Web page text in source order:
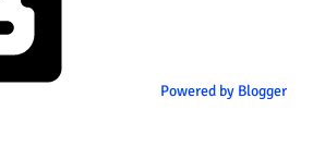
Powered by Blogger